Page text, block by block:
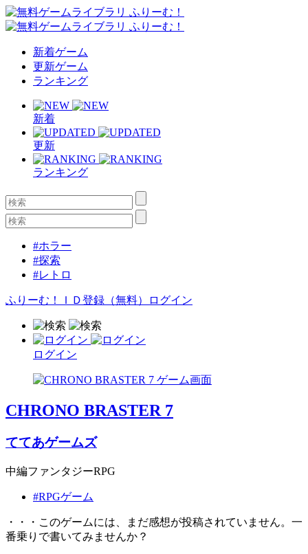
新着ゲーム
更新ゲーム
ランキング
新着
更新
ランキング
#ホラー
#探索
#レトロ
ふりーむ！ＩＤ登録（無料） ログイン
ログイン
CHRONO BRASTER 7
ててあゲームズ
中編ファンタジーRPG
#RPGゲーム
・・・このゲームには、まだ感想が投稿されていません。一
番乗りで書いてみませんか？